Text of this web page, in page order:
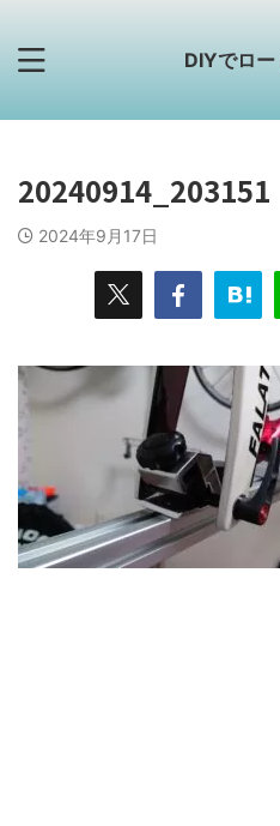
DIYでロー
20240914_203151
2024年9月17日